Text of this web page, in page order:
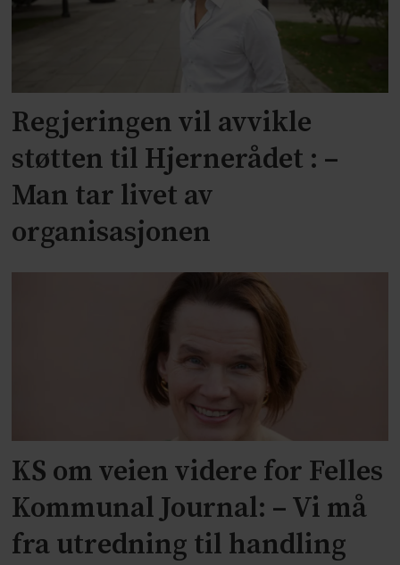
Regjeringen vil avvikle
støtten til Hjernerådet : –
Man tar livet av
organisasjonen
KS om veien videre for Felles
Kommunal Journal: – Vi må
fra utredning til handling